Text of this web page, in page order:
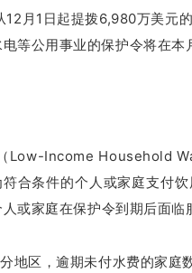
月1日起提拨6,980万美元
等公用事业的保护令将在本
Low-Income Household
合条件的个人或家庭支付
人或家庭在保护令到期后面临
地区，逾期未付水费的家庭